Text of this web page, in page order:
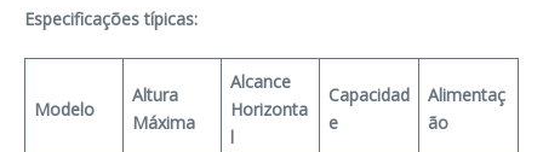
Especificações típicas:
Modelo
Altura
Máxima
Alcance
Horizonta
l
Capacidad
e
Alimentaç
ão